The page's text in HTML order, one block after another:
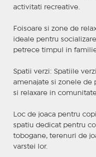
activitati recreative.
Foisoare si zone de
ideale pentru
petrece timpul in
Spatii verzi: Spatiile
amenajate si zonele de
si relaxare in comunitate.
Loc de joaca pentru
spatiu dedicat pentru
tobogane, terenuri de
varstei lor.